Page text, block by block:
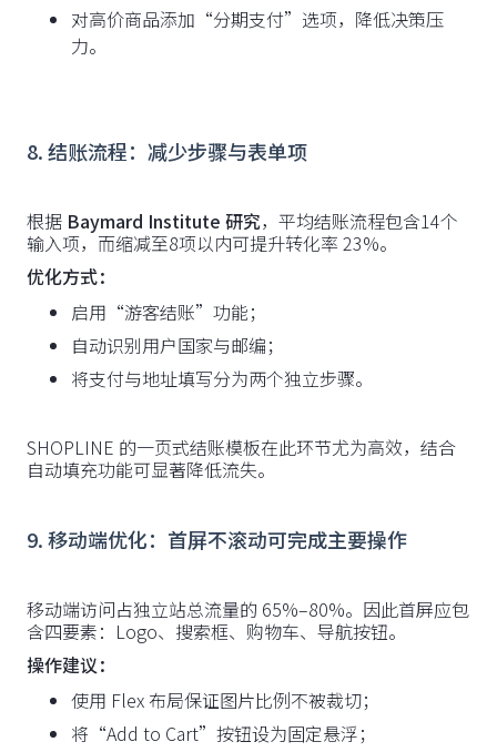
对高价商品添加“分期支付”选项，降低决策压
力。
8. 结账流程：减少步骤与表单项
根据 Baymard Institute 研究，平均结账流程包含14个
输入项，而缩减至8项以内可提升转化率 23%。
优化方式：
启用“游客结账”功能；
自动识别用户国家与邮编；
将支付与地址填写分为两个独立步骤。
SHOPLINE 的一页式结账模板在此环节尤为高效，结合
自动填充功能可显著降低流失。
9. 移动端优化：首屏不滚动可完成主要操作
移动端访问占独立站总流量的 65%–80%。因此首屏应包
含四要素：Logo、搜索框、购物车、导航按钮。
操作建议：
使用 Flex 布局保证图片比例不被裁切；
将“Add to Cart”按钮设为固定悬浮；